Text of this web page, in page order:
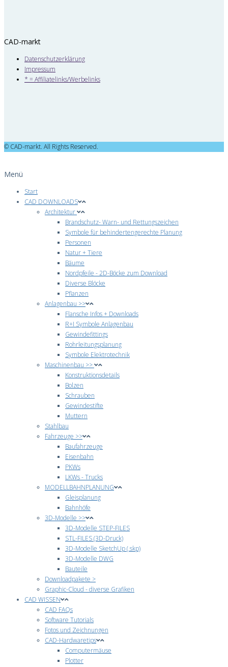
CAD-markt
Datenschutzerklärung
Impressum
* = Affiliatelinks/Werbelinks
© CAD-markt. All Rights Reserved.
Menü
Start
CAD DOWNLOADS
Architektur
Brandschutz- Warn- und Rettungszeichen
Symbole für behindertengerechte Planung
Personen
Natur + Tiere
Bäume
Nordpfeile - 2D-Böcke zum Download
Diverse Blöcke
Pflanzen
Anlagenbau >>
Flansche Infos + Downloads
R+I Symbole Anlagenbau
Gewindefittings
Rohrleitungsplanung
Symbole Elektrotechnik
Maschinenbau >>
Konstruktionsdetails
Bolzen
Schrauben
Gewindestifte
Muttern
Stahlbau
Fahrzeuge >>
Baufahrzeuge
Eisenbahn
PKWs
LKWs - Trucks
MODELLBAHNPLANUNG
Gleisplanung
Bahnhöfe
3D-Modelle >>
3D-Modelle STEP-FILES
STL-FILES (3D-Druck)
3D-Modelle SketchUp (.skp)
3D-Modelle DWG
Bauteile
Downloadpakete >
Graphic-Cloud - diverse Grafiken
CAD WISSEN
CAD FAQs
Software Tutorials
Fotos und Zeichnungen
CAD-Hardwaretips
Computermäuse
Plotter